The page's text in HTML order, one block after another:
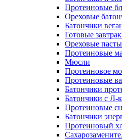
Протеиновые
Ореховые
Батончики
Готовые
Ореховые пасты
Протеиновые
Мюсли
Протеиновое
Протеиновые
Батончики
Батончики с Л-
Протеиновые
Батончики
Протеиновый